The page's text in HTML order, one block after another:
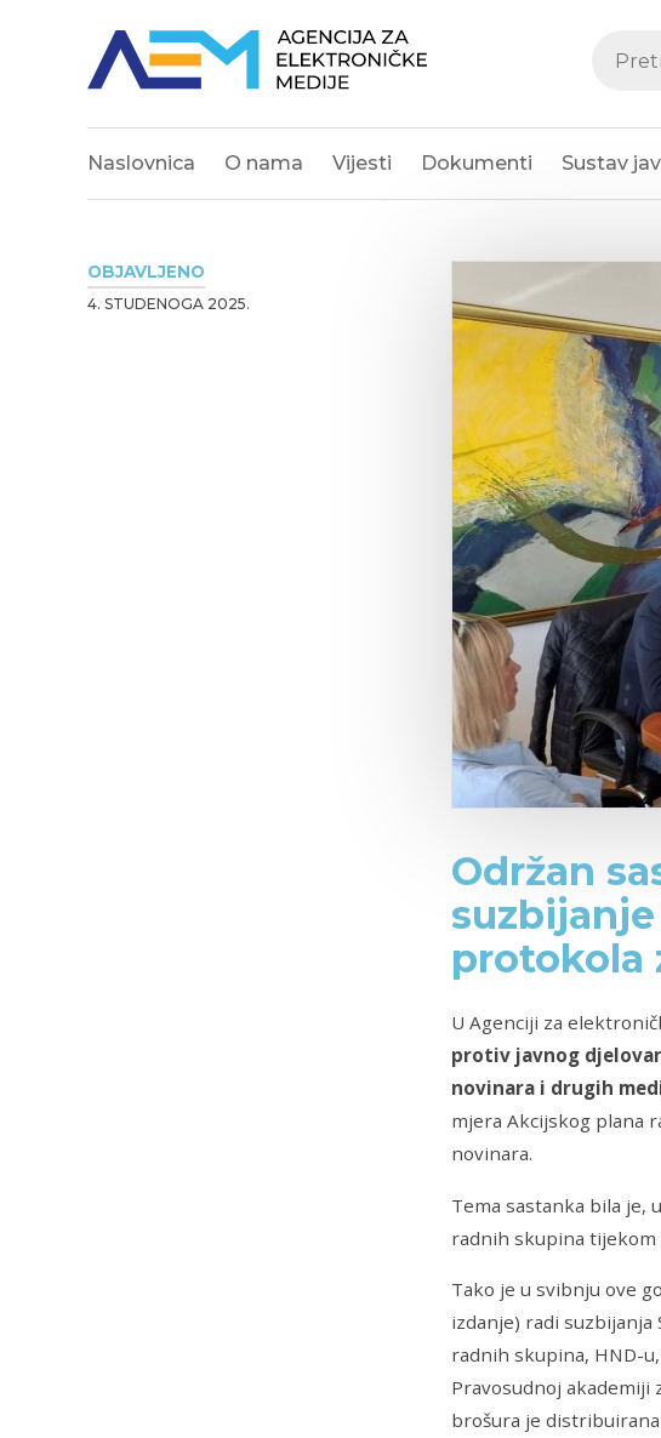
Naslovnica O nama Vijesti Dokumenti Sustav
OBJAVLJENO
4. STUDENOGA 2025.
Održan
protokola
U Agenciji za
protiv javnog
novinara i drugih
mjera Akcijskog plana
novinara.
Tema sastanka bila je,
radnih skupina tijekom
Tako je u svibnju ove
izdanje) radi
radnih skupina, HND-
Pravosudnoj akademiji
brošura je